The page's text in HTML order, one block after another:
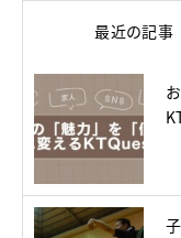
最近の記事